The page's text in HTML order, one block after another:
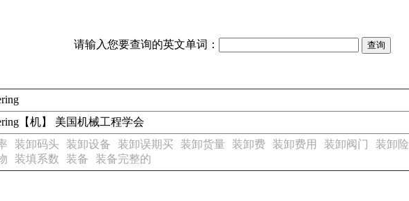
请输入您要查询的英文单词：
【机】 美国机械工程学会
装卸码头 装卸设备 装卸误期买 装卸货量 装卸费 装卸费用 装卸阀门 装卸险
装填系数 装备 装备完整的